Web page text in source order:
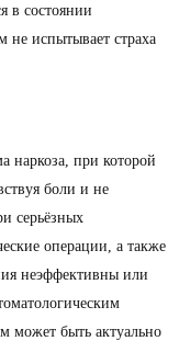
в состоянии
не испытывает страха
наркоза, при которой
боли и не
серьёзных
операции, а также
неэффективны или
может быть актуально